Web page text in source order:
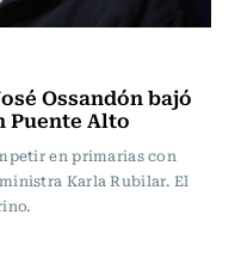
Ossandón bajó
Puente Alto
en primarias con
Karla Rubilar. El